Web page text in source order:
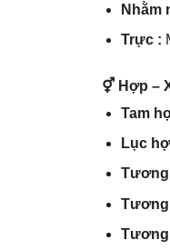
Nhằm
Trực :
⚥ Hợp –
Tam
Lục
Tươnɡ